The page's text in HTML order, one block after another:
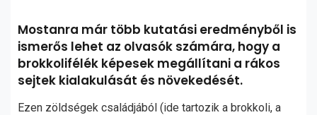
Mostanra már több kutatási eredményből is
ismerős lehet az olvasók számára, hogy a
brokkolifélék képesek megállítani a rákos
sejtek kialakulását és növekedését.
Ezen zöldségek családjából (ide tartozik a brokkoli, a